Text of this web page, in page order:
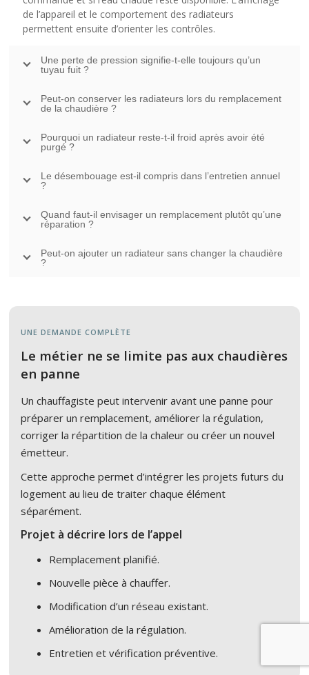
de l’appareil et le comportement des radiateurs
permettent ensuite d’orienter les contrôles.
Une perte de pression signifie-t-elle toujours qu’un
tuyau fuit ?
Peut-on conserver les radiateurs lors du remplacement
de la chaudière ?
Pourquoi un radiateur reste-t-il froid après avoir été
purgé ?
Le désembouage est-il compris dans l’entretien annuel
?
Quand faut-il envisager un remplacement plutôt qu’une
réparation ?
Peut-on ajouter un radiateur sans changer la chaudière
?
UNE DEMANDE COMPLÈTE
Le métier ne se limite pas aux chaudières
en panne
Un chauffagiste peut intervenir avant une panne pour
préparer un remplacement, améliorer la régulation,
corriger la répartition de la chaleur ou créer un nouvel
émetteur.
Cette approche permet d’intégrer les projets futurs du
logement au lieu de traiter chaque élément
séparément.
Projet à décrire lors de l’appel
Remplacement planifié.
Nouvelle pièce à chauffer.
Modification d’un réseau existant.
Amélioration de la régulation.
Entretien et vérification préventive.